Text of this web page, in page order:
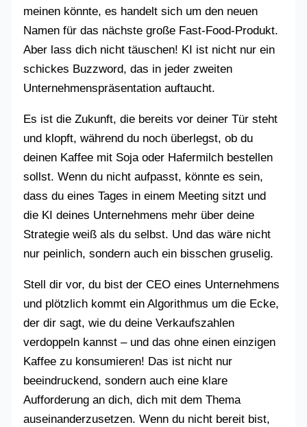
meinen könnte, es handelt sich um den neuen
Namen für das nächste große Fast-Food-Produkt.
Aber lass dich nicht täuschen! KI ist nicht nur ein
schickes Buzzword, das in jeder zweiten
Unternehmenspräsentation auftaucht.
Es ist die Zukunft, die bereits vor deiner Tür steht
und klopft, während du noch überlegst, ob du
deinen Kaffee mit Soja oder Hafermilch bestellen
sollst. Wenn du nicht aufpasst, könnte es sein,
dass du eines Tages in einem Meeting sitzt und
die KI deines Unternehmens mehr über deine
Strategie weiß als du selbst. Und das wäre nicht
nur peinlich, sondern auch ein bisschen gruselig.
Stell dir vor, du bist der CEO eines Unternehmens
und plötzlich kommt ein Algorithmus um die Ecke,
der dir sagt, wie du deine Verkaufszahlen
verdoppeln kannst – und das ohne einen einzigen
Kaffee zu konsumieren! Das ist nicht nur
beeindruckend, sondern auch eine klare
Aufforderung an dich, dich mit dem Thema
auseinanderzusetzen. Wenn du nicht bereit bist,